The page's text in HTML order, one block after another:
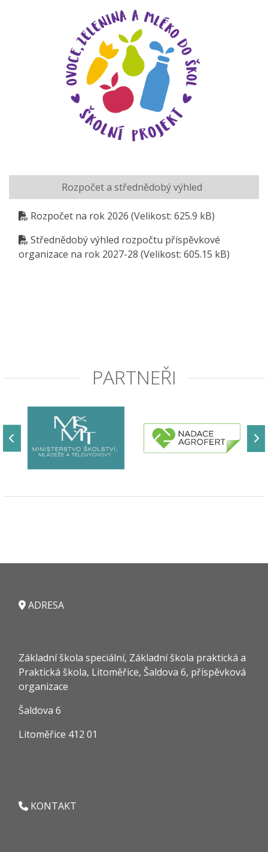
Rozpočet a střednědobý výhled
Rozpočet na rok 2026 (Velikost: 625.9 kB)
Střednědobý výhled rozpočtu příspěvkové
organizace na rok 2027-28 (Velikost: 605.15 kB)
PARTNEŘI
ADRESA
Základní škola speciální, Základní škola praktická a
Praktická škola, Litoměřice, Šaldova 6, příspěvková
organizace
Šaldova 6
Litoměřice 412 01
KONTAKT